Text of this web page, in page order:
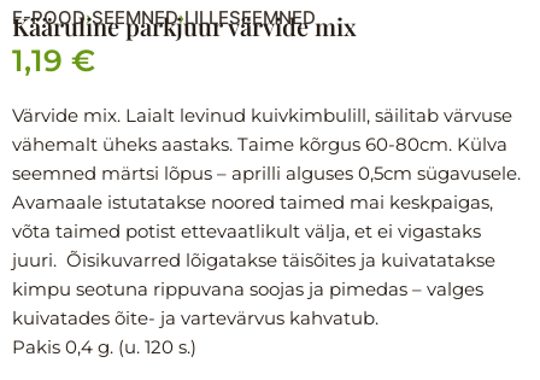
E-POOD›SEEMNED›LILLESEEMNED
Kääruline parkjuur värvide mix
1,19 €
Värvide mix. Laialt levinud kuivkimbulill, säilitab värvuse
vähemalt üheks aastaks. Taime kõrgus 60-80cm. Külva
seemned märtsi lõpus – aprilli alguses 0,5cm sügavusele.
Avamaale istutatakse noored taimed mai keskpaigas,
võta taimed potist ettevaatlikult välja, et ei vigastaks
juuri. Õisikuvarred lõigatakse täisõites ja kuivatatakse
kimpu seotuna rippuvana soojas ja pimedas – valges
kuivatades õite- ja vartevärvus kahvatub.
Pakis 0,4 g. (u. 120 s.)